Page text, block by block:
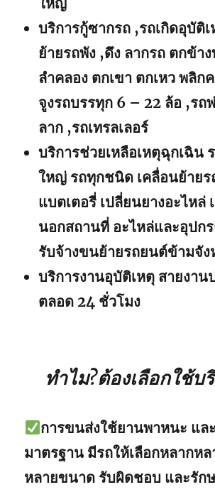
บริการกู้ซากรถ ,รถเกิดอุบัติ
ย้ายรถพัง ,ดึง ลากรถ ตกข้า
ลำคลอง ตกเขา ตกเหว พลิก
จูงรถบรรทุก 6 – 22 ล้อ ,รถ
ลาก ,รถเทรลเลอร์
บริการช่วยเหลือเหตุฉุกเฉิน
ใหญ่ รถทุกชนิด เคลื่อนย้าย
แบตเตอรี่ เปลี่ยนยางอะไหล่
นอกสถานที่ อะไหล่และอุปก
รับจ้างขนย้ายรถยนต์ข้ามจัง
บริการงานอุบัติเหตุ สายงาน
ตลอด 24 ชั่วโมง
ทำไม?ต้องเลือกใช้บ
การขนส่งใช้ยานพาหนะ แ
มาตรฐาน มีรถให้เลือกหลากหล
หลายขนาด รับผิดชอบ และรัก